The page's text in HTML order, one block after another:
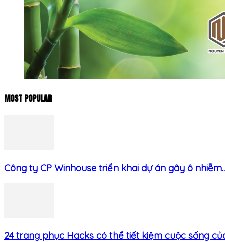
MOST POPULAR
Công ty CP Winhouse triển khai dự án gây ô
24 trang phục Hacks có thể tiết kiệm cuộc sống